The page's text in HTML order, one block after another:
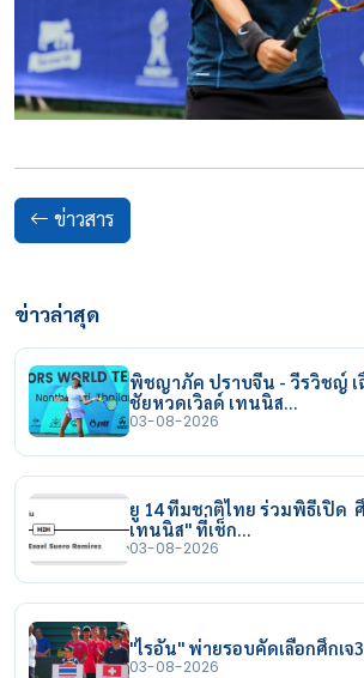
ข่าวสาร
ข่าวล่าสุด
พิชญาภัค ปราบจีน - วีรวิชญ์ เ
ชัยหวดเวิลด์ เทนนิส…
03-08-2026
ยู 14 ทีมชาติไทย ร่วมพิธีเปิด ศึ
เทนนิส" ที่เช็ก…
03-08-2026
"ไรอัน" พ่ายรอบคัดเลือกศึกเจ
03-08-2026